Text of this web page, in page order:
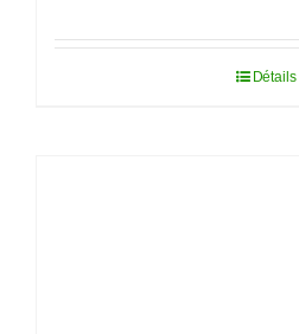
Détails